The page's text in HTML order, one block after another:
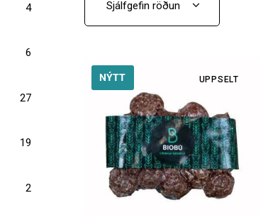
UPPSELT
NÝTT
4
6
27
19
2